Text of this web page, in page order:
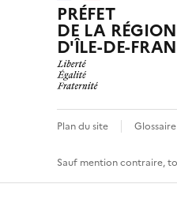
PRÉFET
DE LA RÉGION
D'ÎLE-DE-
Plan du site Glossaire
Sauf mention contraire,